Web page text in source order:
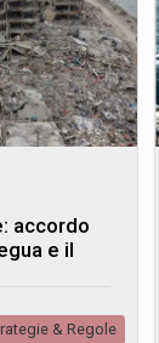
accordo
e il
& Regole